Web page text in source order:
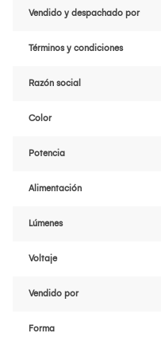
Vendido y despachado por
Términos y condiciones
Razón social
Color
Potencia
Alimentación
Lúmenes
Voltaje
Vendido por
Forma